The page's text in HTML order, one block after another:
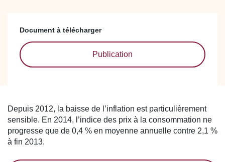
Document à télécharger
Publication
Depuis 2012, la baisse de l’inflation est particulièrement
sensible. En 2014, l’indice des prix à la consommation ne
progresse que de 0,4 % en moyenne annuelle contre 2,1 %
à fin 2013.